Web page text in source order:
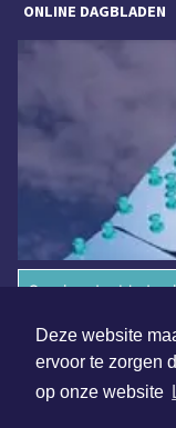
Deze website
ervoor te zorgen
op onze website
ONLINE DAGBLADEN
Overige dagbladen
Algemene
Disclaimer